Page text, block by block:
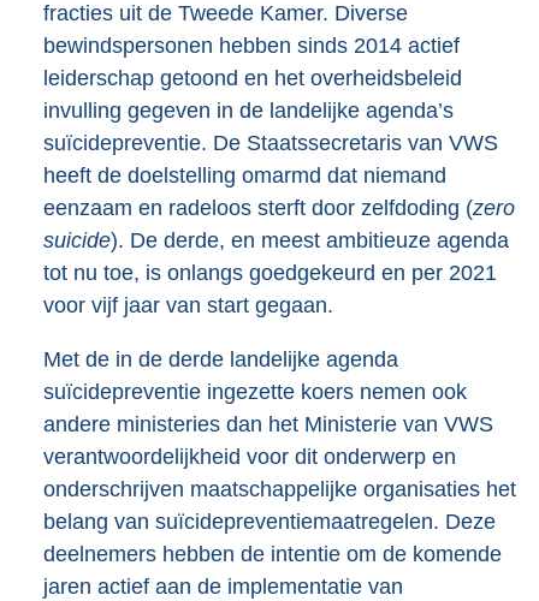
fracties uit de Tweede Kamer. Diverse
bewindspersonen hebben sinds 2014 actief
leiderschap getoond en het overheidsbeleid
invulling gegeven in de landelijke agenda’s
suïcidepreventie. De Staatssecretaris van VWS
heeft de doelstelling omarmd dat niemand
eenzaam en radeloos sterft door zelfdoding (zero
suicide). De derde, en meest ambitieuze agenda
tot nu toe, is onlangs goedgekeurd en per 2021
voor vijf jaar van start gegaan.
Met de in de derde landelijke agenda
suïcidepreventie ingezette koers nemen ook
andere ministeries dan het Ministerie van VWS
verantwoordelijkheid voor dit onderwerp en
onderschrijven maatschappelijke organisaties het
belang van suïcidepreventiemaatregelen. Deze
deelnemers hebben de intentie om de komende
jaren actief aan de implementatie van